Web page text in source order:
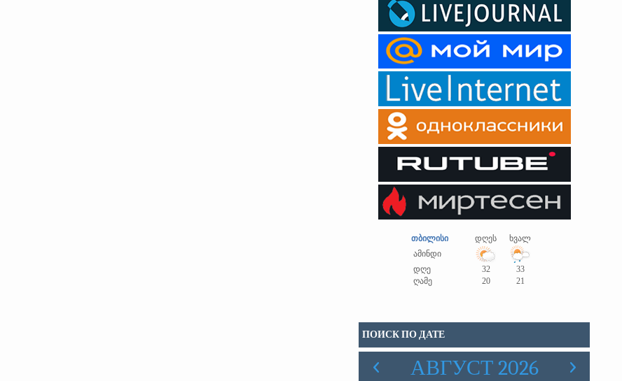
თბილისი დღეს
ხვალ
ამინდი
დღე
32
33
ღამე
20 21
ПОИСК ПО ДАТЕ
АВГУСТ 2026